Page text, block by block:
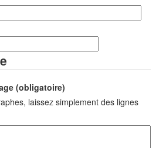
(obligatoire)
laissez simplement des lignes